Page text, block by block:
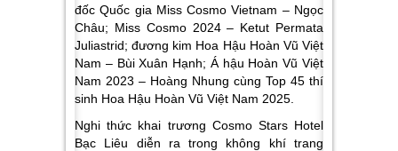
đốc Quốc gia Miss Cosmo Vietnam – Ngọc
Châu; Miss Cosmo 2024 – Ketut Permata
Juliastrid; đương kim Hoa Hậu Hoàn Vũ Việt
Nam – Bùi Xuân Hạnh; Á hậu Hoàn Vũ Việt
Nam 2023 – Hoàng Nhung cùng Top 45 thí
sinh Hoa Hậu Hoàn Vũ Việt Nam 2025.
Nghi thức khai trương Cosmo Stars Hotel
Bạc Liêu diễn ra trong không khí trang